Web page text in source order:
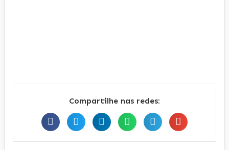
Compartilhe nas redes: